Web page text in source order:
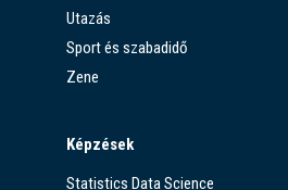
Utazás
Sport és szabadidő
Zene
Képzések
Statistics Data Science